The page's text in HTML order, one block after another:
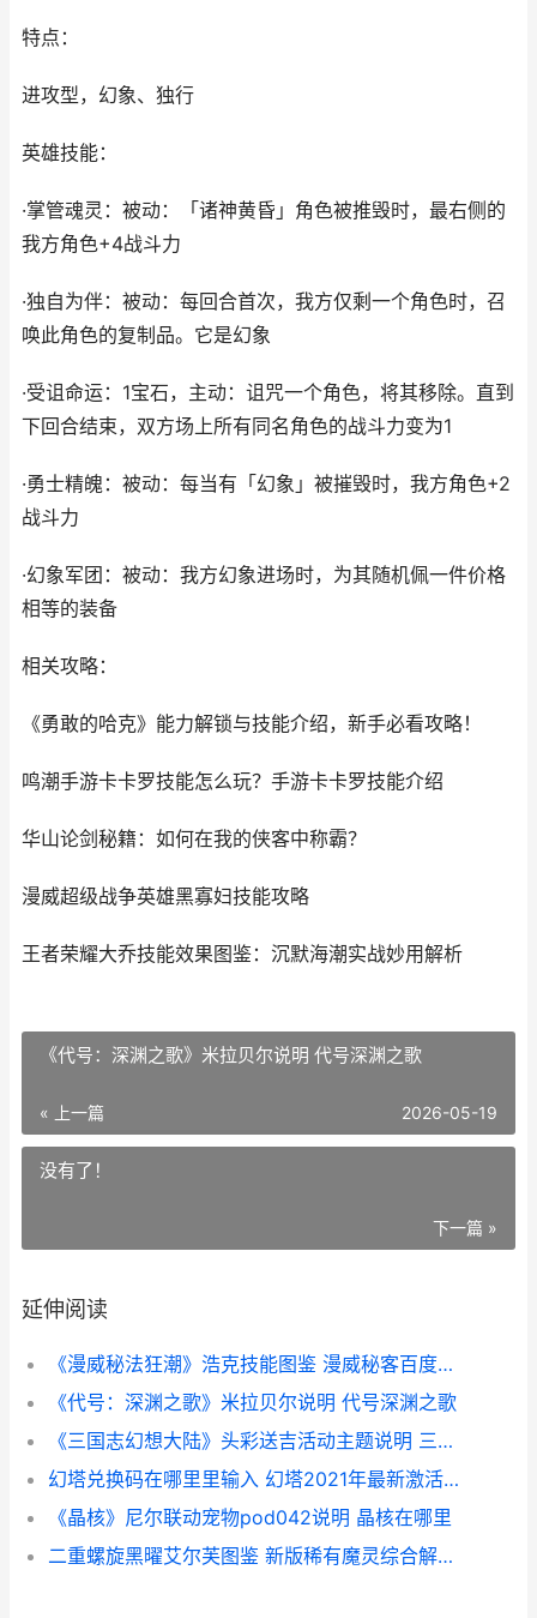
特点：
进攻型，幻象、独行
英雄技能：
·掌管魂灵：被动：「诸神黄昏」角色被推毁时，最右侧的
我方角色+4战斗力
·独自为伴：被动：每回合首次，我方仅剩一个角色时，召
唤此角色的复制品。它是幻象
·受诅命运：1宝石，主动：诅咒一个角色，将其移除。直到
下回合结束，双方场上所有同名角色的战斗力变为1
·勇士精魄：被动：每当有「幻象」被摧毁时，我方角色+2
战斗力
·幻象军团：被动：我方幻象进场时，为其随机佩一件价格
相等的装备
相关攻略：
《勇敢的哈克》能力解锁与技能介绍，新手必看攻略！
鸣潮手游卡卡罗技能怎么玩？手游卡卡罗技能介绍
华山论剑秘籍：如何在我的侠客中称霸？
漫威超级战争英雄黑寡妇技能攻略
王者荣耀大乔技能效果图鉴：沉默海潮实战妙用解析
《代号：深渊之歌》米拉贝尔说明 代号深渊之歌
« 上一篇 2026-05-19
没有了！
下一篇 »
延伸阅读
《漫威秘法狂潮》浩克技能图鉴 漫威秘客百度百科
《代号：深渊之歌》米拉贝尔说明 代号深渊之歌
《三国志幻想大陆》头彩送吉活动主题说明 三国志幻想大陆航海大冒险攻略
幻塔兑换码在哪里里输入 幻塔2021年最新激活码领取
《晶核》尼尔联动宠物pod042说明 晶核在哪里
二重螺旋黑曜艾尔芙图鉴 新版稀有魔灵综合解析 二重螺旋结局是什么